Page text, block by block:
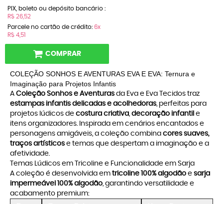
PIX, boleto ou depósito bancário :
R$ 26,52
Parcele no cartão de crédito: 6x
R$ 4,51
COMPRAR
COLEÇÃO SONHOS E AVENTURAS EVA E EVA: Ternura e
Imaginação para Projetos Infantis
A Coleção Sonhos e Aventuras da Eva e Eva Tecidos traz
estampas infantis delicadas e acolhedoras , perfeitas para
projetos lúdicos de costura criativa decoração infantil e
itens organizadores. Inspirada em cenários encantados e
personagens amigáveis, a coleção combina cores suaves,
traços artísticos e temas que despertam a imaginação e a
afetividade.
Temas Lúdicos em Tricoline e Funcionalidade em Sarja
A coleção é desenvolvida em tricoline 100% algodão e sarja
impermeável 100% algodão , garantindo versatilidade e
acabamento premium: